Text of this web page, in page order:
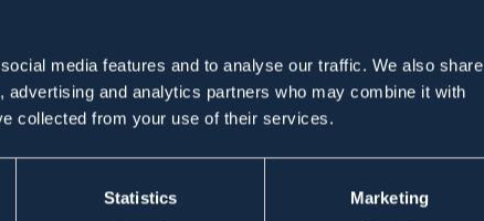
media features and to analyse our traffic. We also share
and analytics partners who may combine it with
collected from your use of their services.
Statistics Marketing